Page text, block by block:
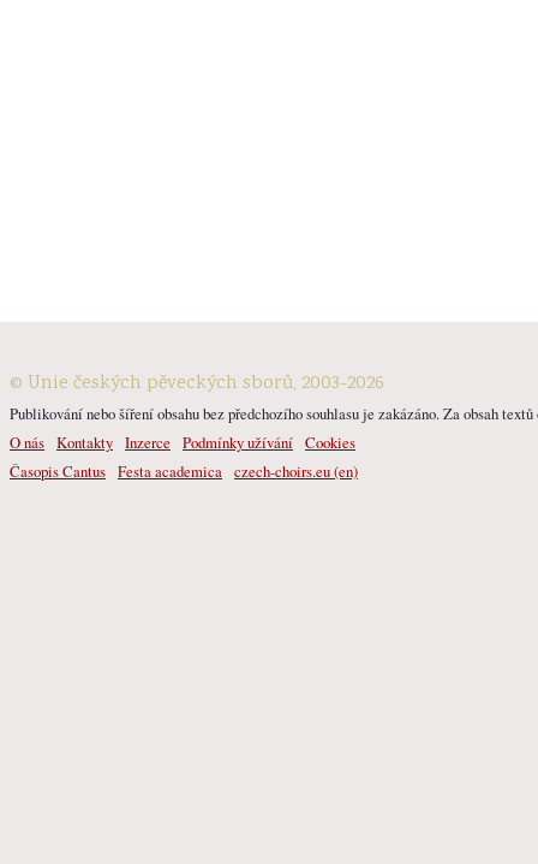
© Unie českých pěveckých sborů, 2003-2026
Publikování nebo šíření obsahu bez předchozího souhlasu je zakázáno. Za obsah
O nás Kontakty Inzerce Podmínky užívání Cookies
Časopis Cantus Festa academica czech-choirs.eu (en)